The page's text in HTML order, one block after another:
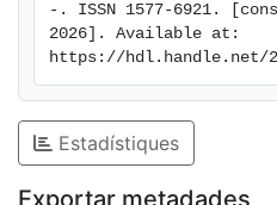
-. ISSN 1577-6921.
2026]. Available at:
https://hdl.handle.net/
Estadístiques